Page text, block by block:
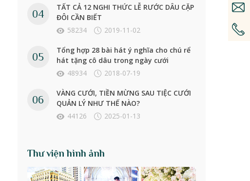
TẤT CẢ 12 NGHI THỨC LỄ RƯỚC DÂU CẶP
ĐÔI CẦN BIẾT
58234
2019-11-02
Tổng hợp 28 bài hát ý nghĩa cho chú rể
hát tặng cô dâu trong ngày cưới
48934
2018-07-19
VÀNG CƯỚI, TIỀN MỪNG SAU TIỆC CƯỚI
QUẢN LÝ NHƯ THẾ NÀO?
44126
2025-01-13
Thư viện hình ảnh